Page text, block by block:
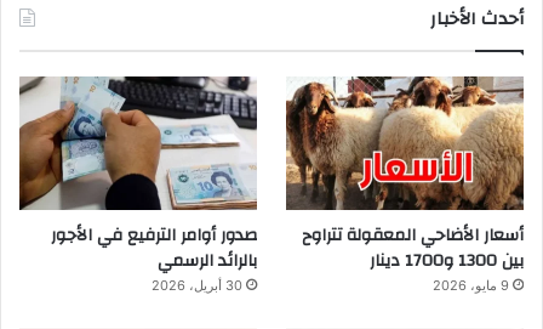
أحدث الأخبار
أسعار الأضاحي المعقولة تتراوح
بين 1300 و1700 دينار
9 مايو، 2026
صدور أوامر الترفيع في الأجور
بالرائد الرسمي
30 أبريل، 2026